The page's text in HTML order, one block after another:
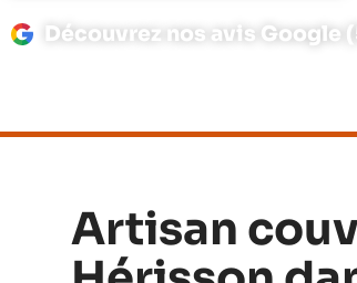
Découvrez nos avis Google
Artisan